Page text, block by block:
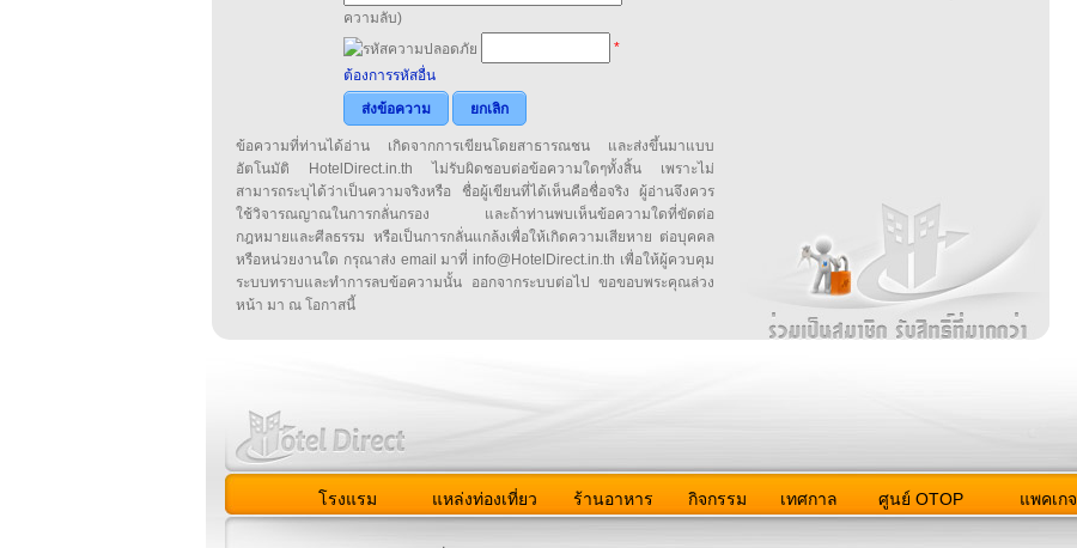
ความลับ)
*
ต้องการรหัสอื่น
ส่งข้อความ
ยกเลิก
ข้อความที่ท่านได้อ่าน เกิดจากการเขียนโดยสาธารณชน และส่งขึ้นมาแบบ
อัตโนมัติ HotelDirect.in.th ไม่รับผิดชอบต่อข้อความใดๆทั้งสิ้น เพราะไม่
สามารถระบุได้ว่าเป็นความจริงหรือ ชื่อผู้เขียนที่ได้เห็นคือชื่อจริง ผู้อ่านจึงควร
ใช้วิจารณญาณในการกลั่นกรอง และถ้าท่านพบเห็นข้อความใดที่ขัดต่อ
กฎหมายและศีลธรรม หรือเป็นการกลั่นแกล้งเพื่อให้เกิดความเสียหาย ต่อบุคคล
หรือหน่วยงานใด กรุณาส่ง email มาที่ info@HotelDirect.in.th เพื่อให้ผู้ควบคุม
ระบบทราบและทำการลบข้อความนั้น ออกจากระบบต่อไป ขอขอบพระคุณล่วง
หน้า มา ณ โอกาสนี้
โรงแรม แหล่งท่องเที่ยว ร้านอาหาร กิจกรรม เทศกาล ศูนย์ OTOP แพคเก